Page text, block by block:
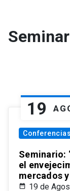
19
Conferencias
Seminario:
el
mercados
19 de